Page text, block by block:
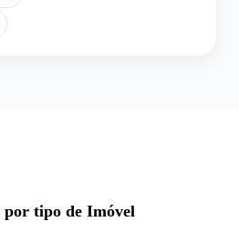
por tipo de Imóvel